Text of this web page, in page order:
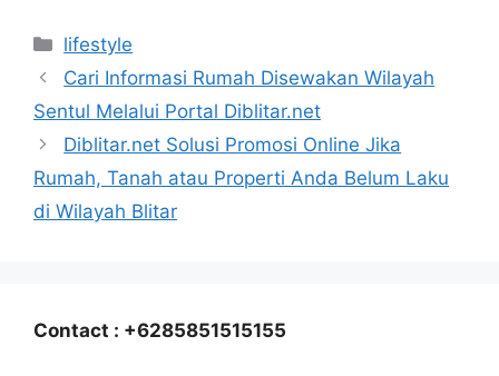
Categories
lifestyle
Cari Informasi Rumah Disewakan Wilayah
Sentul Melalui Portal Diblitar.net
Diblitar.net Solusi Promosi Online Jika
Rumah, Tanah atau Properti Anda Belum Laku
di Wilayah Blitar
Contact : +6285851515155